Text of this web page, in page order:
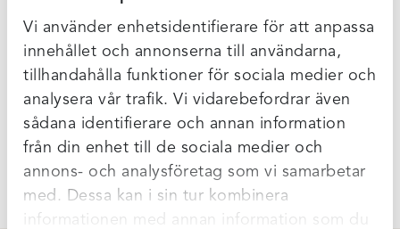
Vi använder enhetsidentifierare för att anpassa
innehållet och annonserna till användarna,
tillhandahålla funktioner för sociala medier och
analysera vår trafik. Vi vidarebefordrar även
sådana identifierare och annan information
från din enhet till de sociala medier och
annons- och analysföretag som vi samarbetar
med. Dessa kan i sin tur kombinera
informationen med annan information som du
med en kupa som håller till ordentligt och ger dig ett bra
stöd. Sidopartiet är något bredare vilket ökar komforten
och gör att den håller till ordentligt. Axelbanden på
Essential minimizer BH är breda och reglerbara.Storlek Se
vår storleksguide.
Ytterligare Information